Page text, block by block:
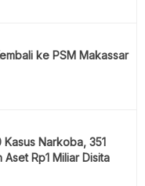
ke PSM Makassar
Narkoba, 351
Rp1 Miliar Disita